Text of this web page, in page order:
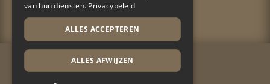
Email:contact@adelaide.be
Français
van hun diensten. Privacybeleid
ALLES ACCEPTEREN
ALLES AFWIJZEN